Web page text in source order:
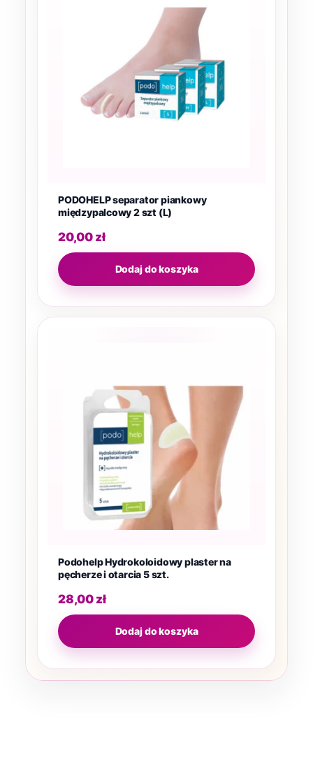
PODOHELP separator piankowy
międzypalcowy 2 szt (L)
20,00 zł
Dodaj do koszyka
Podohelp Hydrokoloidowy plaster na
pęcherze i otarcia 5 szt.
28,00 zł
Dodaj do koszyka